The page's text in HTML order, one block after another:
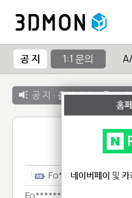
공 지 1:1 문의
공 지 : 출력서비스 종료 안
Fo********************
홈
네이버페이 및 카